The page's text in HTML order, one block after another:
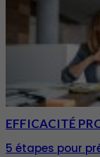
EFFICACITÉ
5 étapes pour